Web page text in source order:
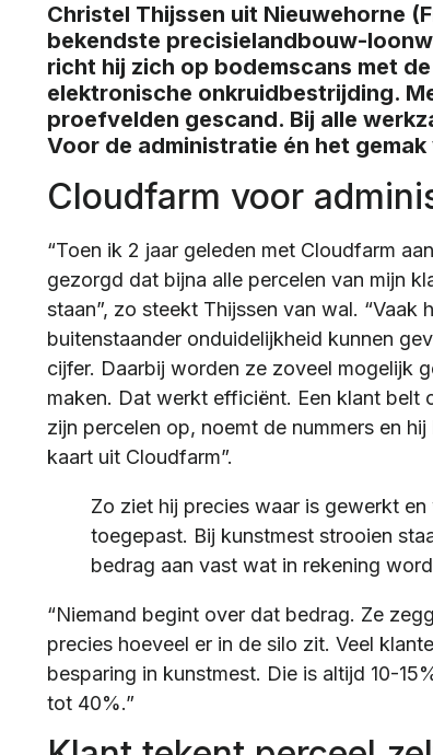
Christel Thijssen uit Nieuwehorne
bekendste precisielandbouw-
richt hij zich op bodemscans met
elektronische onkruidbestrijding.
proefvelden gescand. Bij alle
Voor de administratie én het
Cloudfarm voor
“Toen ik 2 jaar geleden met Cloudfarm
gezorgd dat bijna alle percelen van mijn
staan”, zo steekt Thijssen van wal. “Vaak
buitenstaander onduidelijkheid kunnen
cijfer. Daarbij worden ze zoveel mogelijk
maken. Dat werkt efficiënt. Een klant
zijn percelen op, noemt de nummers en
kaart uit Cloudfarm”.
Zo ziet hij precies waar is gewerkt
toegepast. Bij kunstmest strooien
bedrag aan vast wat in rekening
“Niemand begint over dat bedrag. Ze
precies hoeveel er in de silo zit. Veel
besparing in kunstmest. Die is altijd 10-
tot 40%.”